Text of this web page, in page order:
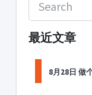
最近文章
8月28日 做